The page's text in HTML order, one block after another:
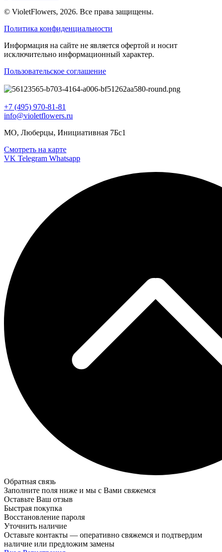
© VioletFlowers, 2026. Все права защищены.
Политика конфиденциальности
Информация на сайте не является офертой и носит
исключительно информационный характер.
Пользовательское соглашение
+7 (495) 970-81-81
info@violetflowers.ru
МО, Люберцы, Инициативная 7Бс1
Смотреть на карте
VK Telegram Whatsapp
Обратная связь
Заполните поля ниже и мы с Вами свяжемся
Оставьте Ваш отзыв
Быстрая покупка
Восстановление пароля
Уточнить наличие
Оставьте контакты — оперативно свяжемся и подтвердим
наличие или предложим замены